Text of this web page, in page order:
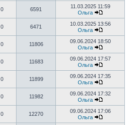
0 6591
11.03.2025 11:59
Ольга
0 6471
10.03.2025 13:56
Ольга
0 11806
09.06.2024 18:50
Ольга
0 11683
09.06.2024 17:57
Ольга
0 11899
09.06.2024 17:35
Ольга
0 11982
09.06.2024 17:32
Ольга
0 12270
09.06.2024 17:06
Ольга